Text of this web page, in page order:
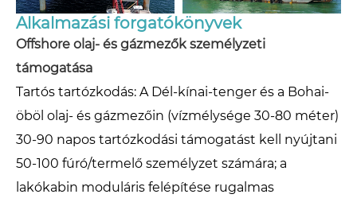
Alkalmazási forgatókönyvek
Offshore olaj- és gázmezők személyzeti
támogatása
Tartós tartózkodás: A Dél-kínai-tenger és a Bohai-
öböl olaj- és gázmezőin (vízmélysége 30-80 méter)
30-90 napos tartózkodási támogatást kell nyújtani
50-100 fúró/termelő személyzet számára; a
lakókabin moduláris felépítése rugalmas